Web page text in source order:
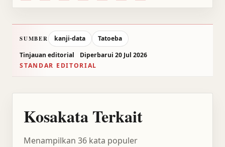
SUMBER kanji-data
Tatoeba
Tinjauan editorial
Diperbarui 20 Jul 2026
STANDAR EDITORIAL
Kosakata Terkait
Menampilkan 36 kata populer